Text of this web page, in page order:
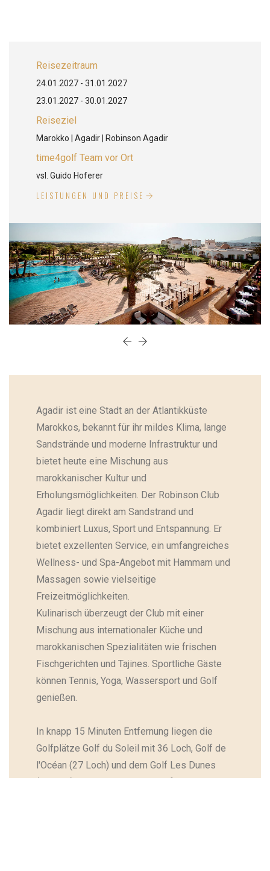
Reisezeitraum
24.01.2027 - 31.01.2027
23.01.2027 - 30.01.2027
Reiseziel
Marokko | Agadir | Robinson Agadir
time4golf Team vor Ort
vsl. Guido Hoferer
LEISTUNGEN UND PREISE
Agadir ist eine Stadt an der Atlantikküste
Marokkos, bekannt für ihr mildes Klima, lange
Sandstrände und moderne Infrastruktur und
bietet heute eine Mischung aus
marokkanischer Kultur und
Erholungsmöglichkeiten. Der Robinson Club
Agadir liegt direkt am Sandstrand und
kombiniert Luxus, Sport und Entspannung. Er
bietet exzellenten Service, ein umfangreiches
Wellness- und Spa-Angebot mit Hammam und
Massagen sowie vielseitige
Freizeitmöglichkeiten.
Kulinarisch überzeugt der Club mit einer
Mischung aus internationaler Küche und
marokkanischen Spezialitäten wie frischen
Fischgerichten und Tajines. Sportliche Gäste
können Tennis, Yoga, Wassersport und Golf
genießen.
In knapp 15 Minuten Entfernung liegen die
Golfplätze Golf du Soleil mit 36 Loch, Golf de
l'Océan (27 Loch) und dem Golf Les Dunes